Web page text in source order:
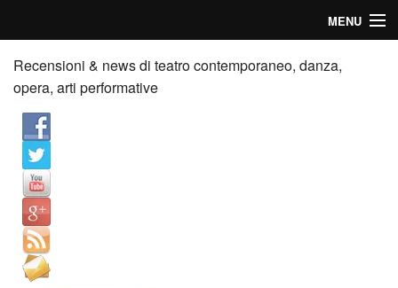
MENU
Home
Recensioni
Anticipazioni
News
Palazzi consiglia
Video
Recensioni & news di teatro contemporaneo, danza,
opera, arti performative